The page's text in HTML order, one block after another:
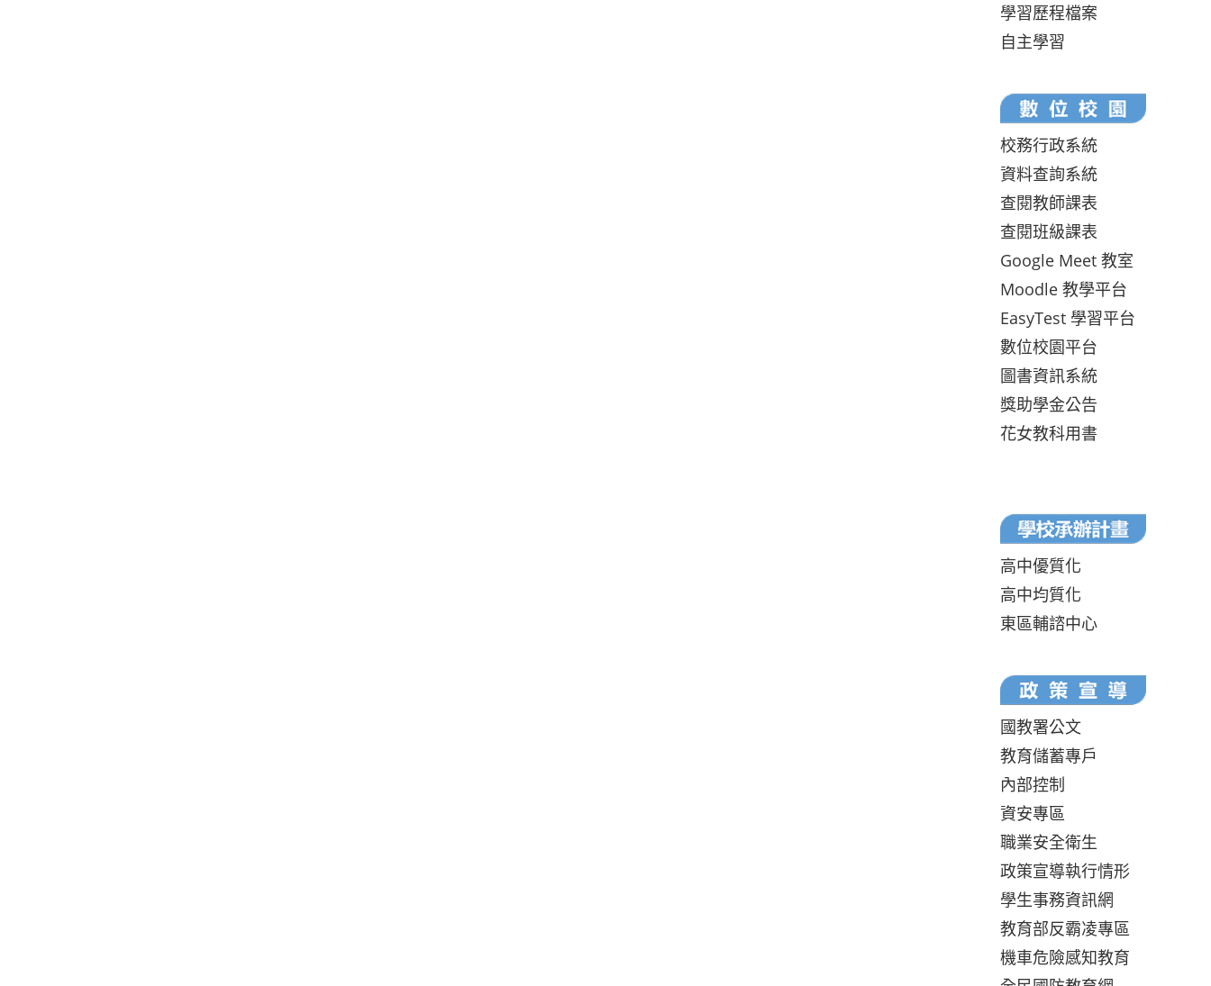
學習歷程檔案
自主學習
校務行政系統
資料查詢系統
查閱教師課表
查閱班級課表
Google Meet 教室
Moodle 教學平台
EasyTest 學習平台
數位校園平台
圖書資訊系統
獎助學金公告
花女教科用書
高中優質化
高中均質化
東區輔諮中心
國教署公文
教育儲蓄專戶
內部控制
資安專區
職業安全衛生
政策宣導執行情形
學生事務資訊網
教育部反霸凌專區
機車危險感知教育